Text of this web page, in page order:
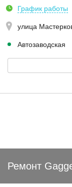
График работы
улица
Автозаводская
Ремонт